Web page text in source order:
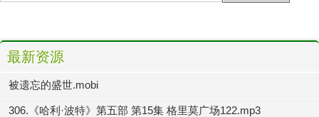
最新资源
被遗忘的盛世.mobi
306.《哈利·波特》第五部 第15集 格里莫广场122.mp3